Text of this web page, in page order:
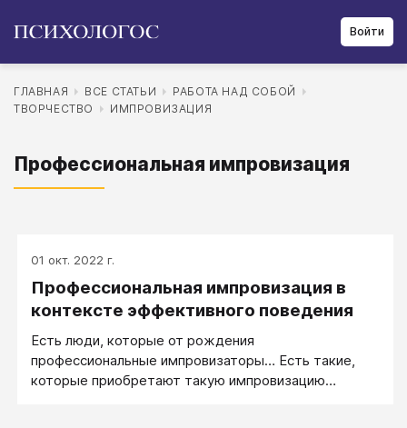
Войти
ГЛАВНАЯ ВСЕ СТАТЬИ
РАБОТА НАД СОБОЙ
ТВОРЧЕСТВО
ИМПРОВИЗАЦИЯ
Профессиональная импровизация
01 окт. 2022 г.
Профессиональная импровизация в
контексте эффективного поведения
Есть люди, которые от рождения
профессиональные импровизаторы… Есть такие,
которые приобретают такую импровизацию